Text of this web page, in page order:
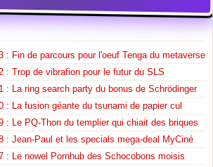
: Fin de parcours pour l'oeuf Tenga du metaverse
: Trop de vibrafion pour le futur du SLS
: La ring search party du bonus de Schrödinger
: La fusion géante du tsunami de papier cul
: Le PQ-Thon du templier qui chiait des briques
: Jean-Paul et les specials mega-deal MyCiné
: Le nowel Pornhub des Schocobons moisis